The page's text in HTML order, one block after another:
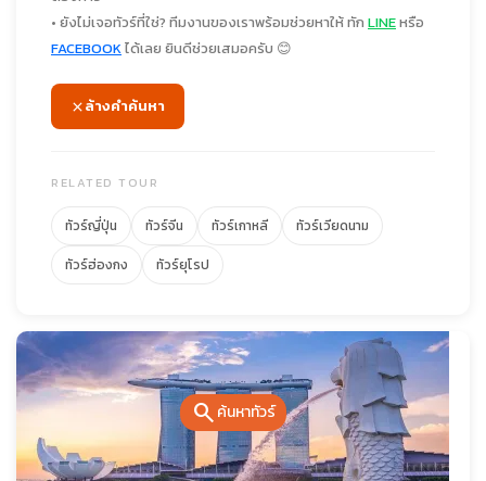
searchค้นหาทัวร์
• ยังไม่เจอทัวร์ที่ใช่? ทีมงานของเราพร้อมช่วยหาให้ ทัก LINEหรือ
FACEBOOKได้เลย ยินดีช่วยเสมอครับ 😊
ล้างคำค้นหา
RELATED TOUR
ทัวร์ญี่ปุ่น ทัวร์จีน ทัวร์เกาหลี
ทัวร์เวียดนาม
ทัวร์ฮ่องกง
ทัวร์ยุโรป